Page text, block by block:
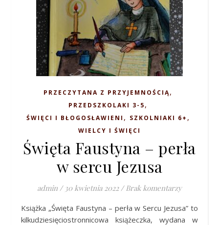
PRZECZYTANA Z PRZYJEMNOŚCIĄ,
PRZEDSZKOLAKI 3-5,
ŚWIĘCI I BŁOGOSŁAWIENI , SZKOLNIAKI 6+ ,
WIELCY I ŚWIĘCI
Święta Faustyna – perła
w sercu Jezusa
admin / 30 kwietnia 2022 / Brak komentarzy
Książka „Święta Faustyna – perła w Sercu Jezusa” to
kilkudziesięciostronnicowa książeczka, wydana w